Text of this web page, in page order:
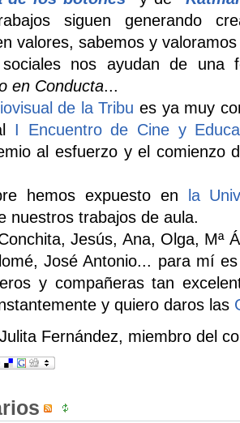
siguen generando
valores, sabemos y
nos ayudan de una
en Conducta...
de la Tribu es ya muy
I Encuentro de Cine y
al esfuerzo y el comienzo
hemos expuesto en la
nuestros trabajos de aula.
Jesús, Ana, Olga, Mª
José Antonio... para mí
y compañeras tan
y quiero daros las
Fernández, miembro del